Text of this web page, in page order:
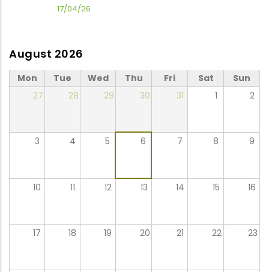
17/04/26
August 2026
Mon Tue Wed Thu Fri Sat
Sun
27
28 29 30 31 1 2
3 4 5 6 7 8 9
10 11 12 13 14 15 16
17 18 19 20 21 22 23